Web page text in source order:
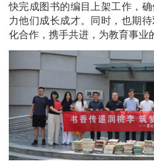
快完成图书的编目上架工作，
力他们成长成才。同时，也期
化合作，携手共进，为教育事业